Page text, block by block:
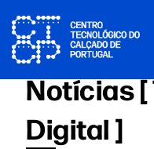
Notícias
Digital ]